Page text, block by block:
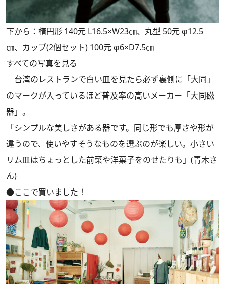
下から：楕円形 140元 L16.5×W23㎝、丸型 50元 φ12.5
㎝、カップ(2個セット) 100元 φ6×D7.5㎝
すべての写真を見る
台湾のレストランで白い皿を見たら必ず裏側に「大同」
のマークが入っているほど普及率の高いメーカー「大同磁
器」。
「シンプルな美しさがある器です。同じ形でも厚さや形が
違うので、使いやすそうなものを選ぶのが楽しい。小さい
リム皿はちょっとした前菜や洋菓子をのせたりも」(青木さ
ん)
●ここで買いました！